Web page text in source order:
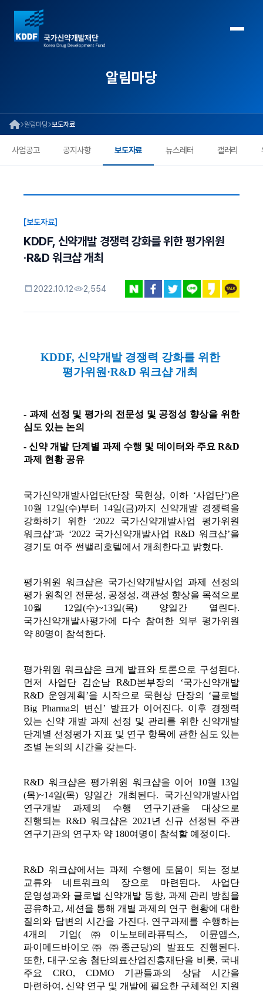
알림마당
알림마당 보도자료
사업공고 공지사항 보도자료 뉴스레터 갤러리
[보도자료]
KDDF, 신약개발 경쟁력 강화를 위한 평가위원
·R&D 워크샵 개최
2022.10.12 2,554
KDDF, 신약개발 경쟁력 강화를 위한
평가위원·R&D 워크샵 개최
- 과제 선정 및 평가의 전문성 및 공정성 향상을 위한
심도 있는 논의
- 신약 개발 단계별 과제 수행 및 데이터와 주요 R&D
과제 현황 공유
국가신약개발사업단(단장 묵현상, 이하 ‘사업단’)은
10월 12일(수)부터 14일(금)까지 신약개발 경쟁력을
강화하기 위한 ‘2022 국가신약개발사업 평가위원
워크샵’과 ‘2022 국가신약개발사업 R&D 워크샵’을
경기도 여주 썬밸리호텔에서 개최한다고 밝혔다.
평가위원 워크샵은 국가신약개발사업 과제 선정의
평가 원칙인 전문성, 공정성, 객관성 향상을 목적으로
10월 12일(수)~13일(목) 양일간 열린다.
국가신약개발사평가에 다수 참여한 외부 평가위원
약 80명이 참석한다.
평가위원 워크샵은 크게 발표와 토론으로 구성된다.
먼저 사업단 김순남 R&D본부장의 ‘국가신약개발
R&D 운영계획’을 시작으로 묵현상 단장의 ‘글로벌
Big Pharma의 변신’ 발표가 이어진다. 이후 경쟁력
있는 신약 개발 과제 선정 및 관리를 위한 신약개발
단계별 선정평가 지표 및 연구 항목에 관한 심도 있는
조별 논의의 시간을 갖는다.
R&D 워크샵은 평가위원 워크샵을 이어 10월 13일
(목)~14일(목) 양일간 개최된다. 국가신약개발사업
연구개발 과제의 수행 연구기관을 대상으로
진행되는 R&D 워크샵은 2021년 신규 선정된 주관
연구기관의 연구자 약 180여명이 참석할 예정이다.
R&D 워크샵에서는 과제 수행에 도움이 되는 정보
교류와 네트워크의 장으로 마련된다. 사업단
운영성과와 글로벌 신약개발 동향, 과제 관리 방침을
공유하고, 세션을 통해 개별 과제의 연구 현황에 대한
질의와 답변의 시간을 가진다. 연구과제를 수행하는
4개의 기업(㈜이노보테라퓨틱스, 이뮨앱스,
파이메드바이오㈜ ㈜종근당)의 발표도 진행된다.
또한, 대구∙오송 첨단의료산업진흥재단을 비롯, 국내
주요 CRO, CDMO 기관들과의 상담 시간을
마련하여, 신약 연구 및 개발에 필요한 구체적인 지원